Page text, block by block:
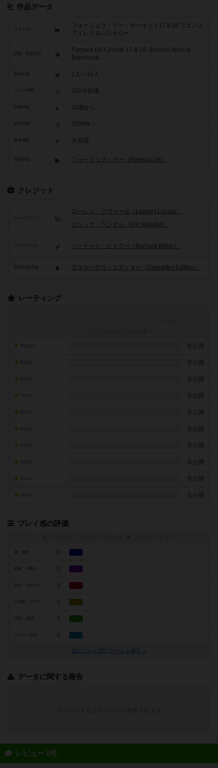
作品データ
タイトル
フォーミュラ・デー：サーキット17＆18 ブエノス
アイレス＆バルセロナ
Formula Dé Circuits 17 & 18: Buenos-Aires &
Barcelona
参加人数 2人～10人
120分前後
12歳から
1999年～
参考価格 未登録
関連作品 フォーミュラ・デー（Formula Dé）
クレジット
ゲームデザイン
ローレン・ラヴァール（Laurent Lavaur）
エリック・ランダル（Eric Randall）
アートワーク バーナード・ビトラー（Bernard Bittler）
デスカーテス・エディター（Descartes Editeur）
レーティング
- 非公開
- 非公開
- 非公開
7点の人 - 非公開
- 非公開
- 非公開
- 非公開
- 非公開
- 非公開
- 非公開
プレイ感の評価
※
0
戦略・判断力 0
0
0
0
アート・外見 0
似たプレイ感のゲームを探す→
データに関する報告
レビュー 0件